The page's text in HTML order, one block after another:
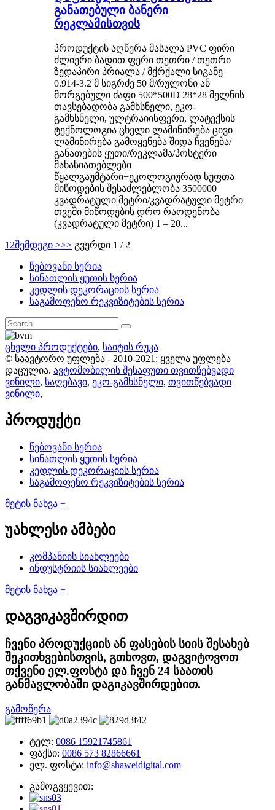
განათებული ბანერი
რეკლამისთვის
პროდუქტის აღწერა მასალა PVC ფირი
ძლიერი ბადით ფერი თეთრი / თეთრი
ზედაპირი პრიალა / მქრქალი სიგანე
0.914-3.2 მ სიგრძე 50 მ/რულონი ან
მორგებული ძაფი 500*500D 28*28 მელნის
თავსებადობა გამხსნელი, ეკო-
გამხსნელი, ულტრაიისფერი, ლატექსის
ტექნოლოგია ცხელი ლამინირება ცივი
ლამინირება გამოყენება შიდა ჩვენება/
განათების ყუთი/რეკლამა/პოსტერი
მახასიათებლები
წყალგაუმტარი+ეკოლოგიურად სუფთა
მიწოდების შესაძლებლობა 3500000
კვადრატული მეტრი/კვადრატული მეტრი
თვეში მიწოდების დრო რაოდენობა
(კვადრატული მეტრი) 1 – 20...
1 2შემდეგი >>> გვერდი 1 / 2
წებოვანი სერია
სინათლის ყუთის სერია
კედლის დეკორაციის სერია
საგამოფენო რეკვიზიტების სერია
ცხელი პროდუქტები, საიტის რუკა
© საავტორო უფლება - 2010-2021: ყველა უფლება
დაცულია. ავტომობილის შესაფუთი თვითწებვადი
ვინილი, საღებავი, ეკო-გამხსნელი, თვითწებვადი
ვინილი,
პროდუქტი
წებოვანი სერია
სინათლის ყუთის სერია
კედლის დეკორაციის სერია
საგამოფენო რეკვიზიტების სერია
მეტის ნახვა +
უახლესი ამბები
კომპანიის სიახლეები
ინდუსტრიის სიახლეები
მეტის ნახვა +
დაგვიკავშირდით
ჩვენი პროდუქციის ან ფასების სიის შესახებ
შეკითხვებისთვის, გთხოვთ, დაგვიტოვოთ
თქვენი ელ.ფოსტა და ჩვენ 24 საათის
განმავლობაში დაგიკავშირდებით.
გამოწერა
ტელ: 0086 15921745861
ფაქსი: 0086 573 82866661
ელ. ფოსტა: info@shaweidigital.com
გამოგვყევით: